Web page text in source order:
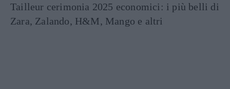
Tailleur cerimonia 2025 economici: i più belli di
Zara, Zalando, H&M, Mango e altri